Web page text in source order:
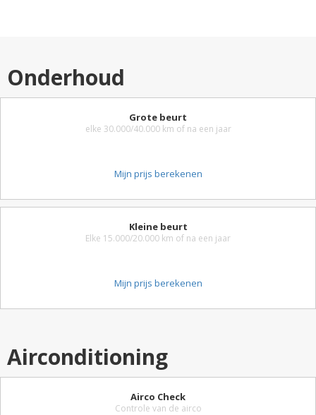
Onderhoud
Grote beurt
elke 30.000/40.000 km of na een jaar
Mijn prijs berekenen
Kleine beurt
Elke 15.000/20.000 km of na een jaar
Mijn prijs berekenen
Airconditioning
Airco Check
Controle van de airco